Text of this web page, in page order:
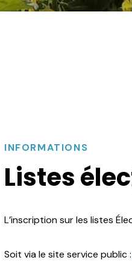
INFORMATIONS
Listes
L’inscription sur les listes
Soit via le site service public :